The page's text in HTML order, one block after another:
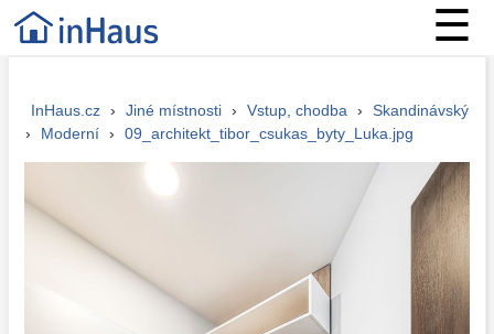
☰
InHaus.cz › Jiné místnosti › Vstup, chodba ›
Skandinávský
›
Moderní › 09_architekt_tibor_csukas_byty_Luka.jpg